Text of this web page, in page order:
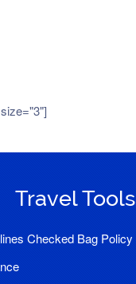
Travel Tools
Checked Bag Policy